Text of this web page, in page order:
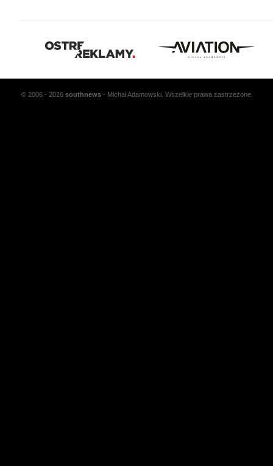
© 2006 - 2026 southnews - Michał Adamowski. Wszelkie prawa zastrzeżone.